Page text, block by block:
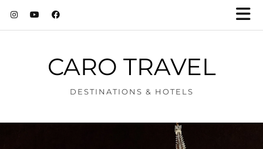
CARO TRAVEL
DESTINATIONS & HOTELS